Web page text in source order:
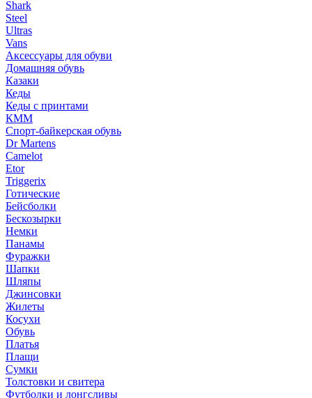
Shark
Steel
Ultras
Vans
Аксессуары для обуви
Домашняя обувь
Казаки
Кеды
Кеды с принтами
КММ
Спорт-байкерская обувь
Dr Martens
Camelot
Etor
Triggerix
Готические
Бейсболки
Бескозырки
Немки
Панамы
Фуражки
Шапки
Шляпы
Джинсовки
Жилеты
Косухи
Обувь
Платья
Плащи
Сумки
Толстовки и свитера
Футболки и лонгсливы